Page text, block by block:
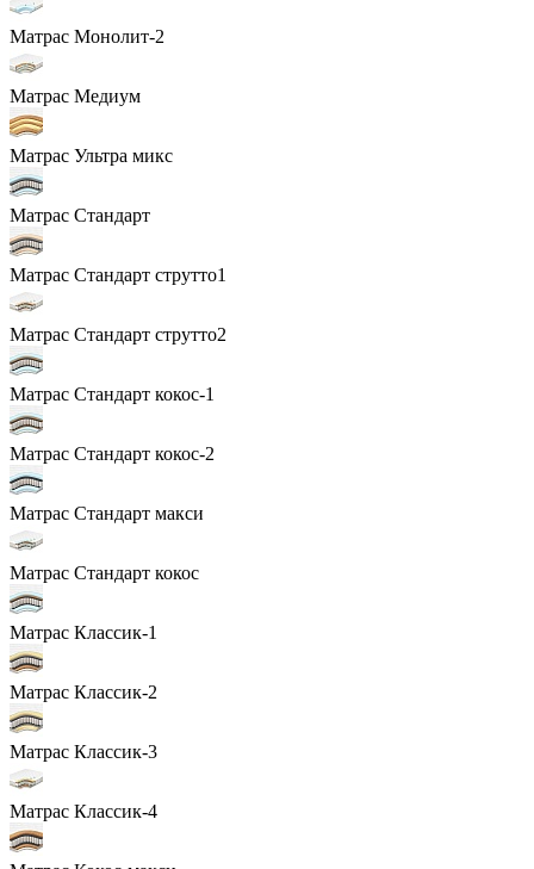
Матрас Монолит-2
Матрас Медиум
Матрас Ультра микс
Матрас Стандарт
Матрас Стандарт струтто1
Матрас Стандарт струтто2
Матрас Стандарт кокос-1
Матрас Стандарт кокос-2
Матрас Стандарт макси
Матрас Стандарт кокос
Матрас Классик-1
Матрас Классик-2
Матрас Классик-3
Матрас Классик-4